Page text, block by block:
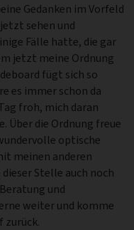
Gedanken im Vorfeld
sehen und
Fälle hatte, die gar
jetzt meine Ordnung
fügt sich so
es immer schon da
froh, mich daran
Über die Ordnung freue
optische
meinen anderen
Stelle auch noch
und
weiter und komme
zurück.